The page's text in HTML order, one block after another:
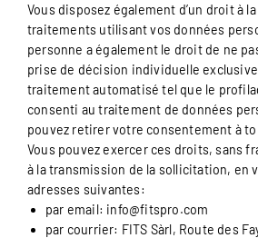
Vous disposez également d’un droit à
traitements utilisant vos données
personne a également le droit de ne
prise de décision individuelle
traitement automatisé tel que le
consenti au traitement de données
pouvez retirer votre consentement à
Vous pouvez exercer ces droits, sans
à la transmission de la sollicitation, en
adresses suivantes:
par email: info@fitspro.com
par courrier: FITS Sàrl, Route des